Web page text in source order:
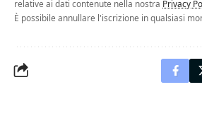
relative ai dati contenute nella nostra Privacy
È possibile annullare l'iscrizione in qualsiasi